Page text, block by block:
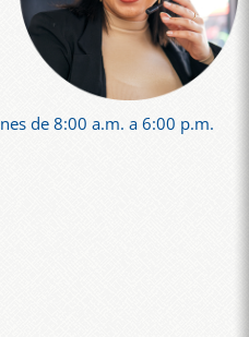
de 8:00 a.m. a 6:00 p.m.